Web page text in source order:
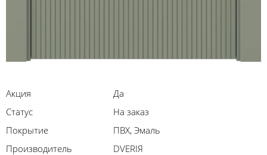
Акция
Да
Статус
На заказ
Покрытие
ПВХ, Эмаль
Производитель
DVERIЯ